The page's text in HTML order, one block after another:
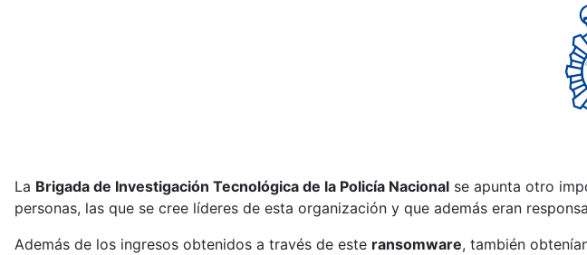
La Brigada de Investigación Tecnológica de la Policía Nacional se apunta otro
personas, las que se cree líderes de esta organización y que además eran
Además de los ingresos obtenidos a través de este ransomware, también